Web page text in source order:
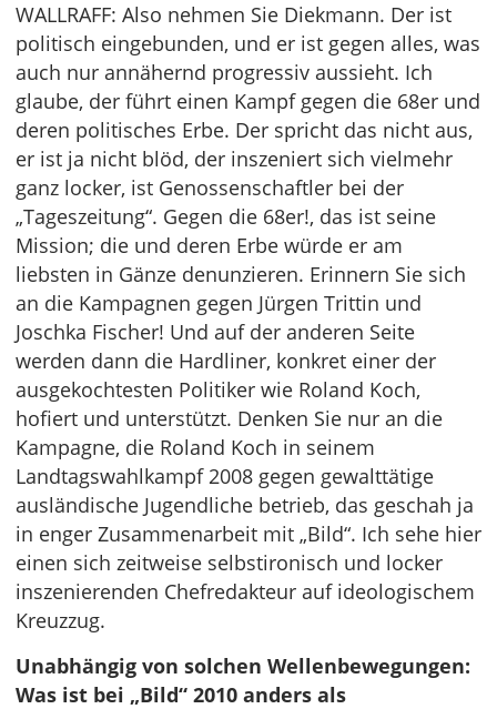
WALLRAFF: Also nehmen Sie Diekmann. Der ist
politisch eingebunden, und er ist gegen alles, was
auch nur annähernd progressiv aussieht. Ich
glaube, der führt einen Kampf gegen die 68er und
deren politisches Erbe. Der spricht das nicht aus,
er ist ja nicht blöd, der inszeniert sich vielmehr
ganz locker, ist Genossenschaftler bei der
„Tageszeitung“. Gegen die 68er!, das ist seine
Mission; die und deren Erbe würde er am
liebsten in Gänze denunzieren. Erinnern Sie sich
an die Kampagnen gegen Jürgen Trittin und
Joschka Fischer! Und auf der anderen Seite
werden dann die Hardliner, konkret einer der
ausgekochtesten Politiker wie Roland Koch,
hofiert und unterstützt. Denken Sie nur an die
Kampagne, die Roland Koch in seinem
Landtagswahlkampf 2008 gegen gewalttätige
ausländische Jugendliche betrieb, das geschah ja
in enger Zusammenarbeit mit „Bild“. Ich sehe hier
einen sich zeitweise selbstironisch und locker
inszenierenden Chefredakteur auf ideologischem
Kreuzzug.
Unabhängig von solchen Wellenbewegungen:
Was ist bei „Bild“ 2010 anders als